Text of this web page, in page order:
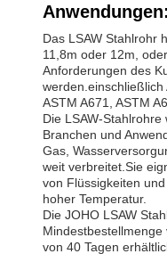
Anwendungen:
Das LSAW Stahlrohr
11,8m oder 12m,
Anforderungen des
werden.einschließlich
ASTM A671, ASTM
Die LSAW-
Branchen und
Gas,
weit verbreitet.Sie
von Flüssigkeiten
hoher Temperatur.
Die JOHO LSAW
von 40 Tagen